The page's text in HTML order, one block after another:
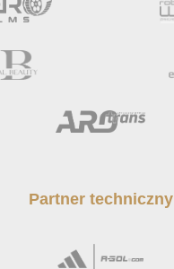
Partner techniczny